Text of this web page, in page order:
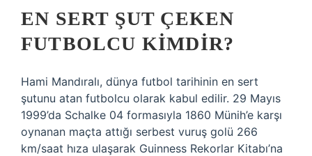
EN SERT ŞUT ÇEKEN
FUTBOLCU KIMDIR?
Hami Mandıralı, dünya futbol tarihinin en sert
şutunu atan futbolcu olarak kabul edilir. 29 Mayıs
1999’da Schalke 04 formasıyla 1860 Münih’e karşı
oynanan maçta attığı serbest vuruş golü 266
km/saat hıza ulaşarak Guinness Rekorlar Kitabı’na